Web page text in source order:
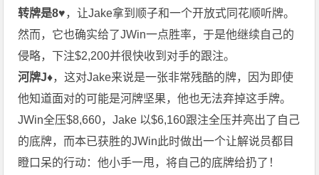
转牌是8♥，让Jake拿到顺子和一个开放式同花顺听牌。
然而，它也确实给了JWin一点胜率，于是他继续自己的
侵略，下注$2,200并很快收到对手的跟注。
河牌J♦，这对Jake来说是一张非常残酷的牌，因为即使
他知道面对的可能是河牌坚果，他也无法弃掉这手牌。
JWin全压$8,660，Jake 以$6,160跟注全压并亮出了自己
的底牌，而本已获胜的JWin此时做出一个让解说员都目
瞪口呆的行动：他小手一甩，将自己的底牌给扔了！